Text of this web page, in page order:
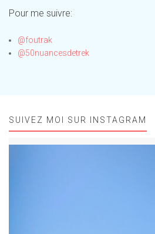
Pour me suivre:
@foutrak
@50nuancesdetrek
SUIVEZ MOI SUR INSTAGRAM